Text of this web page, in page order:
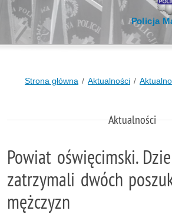
Policja
Strona główna Aktualności
Aktualności
Powiat oświęcimski.
zatrzymali dwóch
mężczyzn